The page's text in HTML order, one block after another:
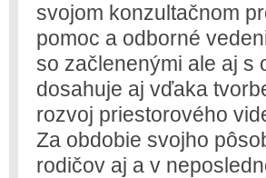
svojom konzultačnom
pomoc a odborné
so začlenenými ale aj s
dosahuje aj vďaka
rozvoj priestorového
Za obdobie svojho
rodičov aj a v